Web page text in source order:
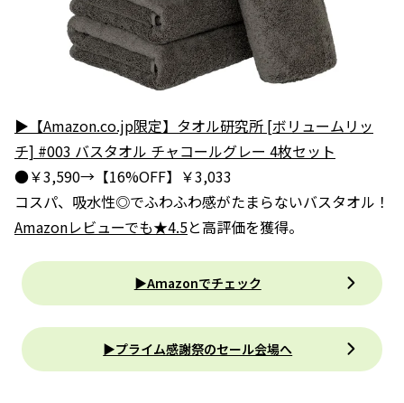
▶【Amazon.co.jp限定】タオル研究所 [ボリュームリッ
チ] #003 バスタオル チャコールグレー 4枚セット
●￥3,590→【16%OFF】￥3,033
コスパ、吸水性◎でふわふわ感がたまらないバスタオル！
Amazonレビューでも★4.5と高評価を獲得。
▶Amazonでチェック
▶プライム感謝祭のセール会場へ